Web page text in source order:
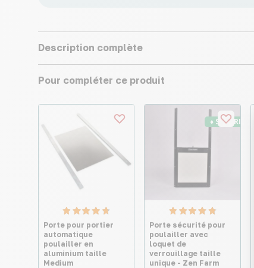
Description complète
Pour compléter ce produit
Porte pour portier
automatique
poulailler en
aluminium taille
Medium
♦ SECURITE26
Porte sécurité pour
poulailler avec
loquet de
verrouillage taille
unique - Zen Farm